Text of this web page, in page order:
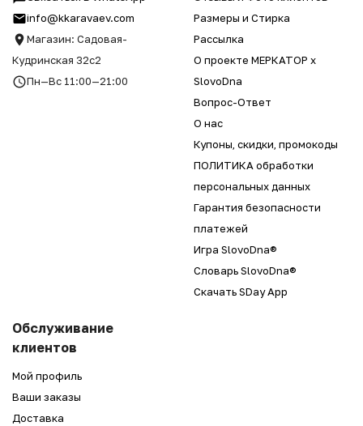
info@kkaravaev.com
Магазин: Садовая-
Кудринская 32с2
Пн—Вс 11:00—21:00
Размеры и Стирка
Рассылка
О проекте МЕРКАТОР x
SlovoDna
Вопрос-Ответ
О нас
Купоны, скидки, промокоды
ПОЛИТИКА обработки
персональных данных
Гарантия безопасности
платежей
Игра SlovoDna®
Словарь SlovoDna®
Скачать SDay App
Обслуживание
клиентов
Мой профиль
Ваши заказы
Доставка